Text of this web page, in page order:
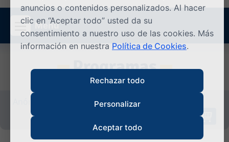
anuncios o contenidos personalizados. Al hacer
clic en “Aceptar todo” usted da su
consentimiento a nuestro uso de las cookies. Más
información en nuestra Política de Cookies.
Rechazar todo
Personalizar
Aceptar todo
Menú
Programas
Iniciar sesión